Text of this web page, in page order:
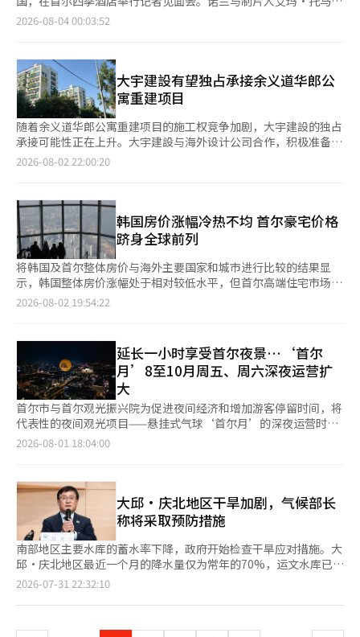
年100万的访客量全部回收，如今已成为比尔巴鄂市民的自豪和西
班牙的骄傲，超越了国界，成为世界级的建筑文化遗产。人们因此
利亚大伞西班牙塞维利亚（Sevilla）市中心的恩卡尔纳西翁广场
上，世界最大规模的木结构建筑——大伞（Metropol Parasol）是
第二个案例。 该建筑的选址下埋藏着安达卢西亚旧都的文化遗
产，而其上方则是塞维利亚老城区的传统市场。为了在这里同时打
造广场、餐厅、表演场地和俯瞰塞维利亚老城区的空中观景台，面
临着巨大的挑战。 通过国际征集，尤尔根·迈耶（Jürgen
Mayer）的创新设计方案被选中。在制作初期，克服了技术问题、
预算超支和长达6年的制作周期等诸多难题，最终于2011年4月开
烈鸟出生地般的建筑文化光辉，令游客惊叹不已。 -诺德尔声音风
景纽约新地标、耗资约2亿美元的16层高的蜂巢状楼梯“船
体”（Vessel TKA）设计师托马斯·海德维克（Thomas
Heatherwick）在首尔的汉江诺德尔岛上打造了名为“声音风
景”的空中花园。 该岛的现有风景将在空中花园的底部得以保
留，同时流动的汉江水流也将被映射，创造出一个可以欣赏到季节
和时间变化的自然风景的幻想世界。 登上空中花园，游客可以在
园中，世界各地的人们将再次与韩国的感性文化共舞、共唱。这种
文化价值将如何被量化，将成为首尔的新象征，吸引更多游客前
来。※ 本报道经人工智能（AI）系统翻译与编辑。
机器人吸尘器为主的业务外，德瑞米还在向生活家电领域拓展，努
力转型为智能家居品牌。未来，公司还计划加强本地化营销，包括
了主导地位。根据市场研究机构Euromonitor International的数
据，德瑞米在去年销售量上位居全球机器人吸尘器市场第一。在德
国和北欧等18个国家，其市场份额超过40%，与罗博乐克展开全
球竞争。基于在海外获得的品牌影响力，德瑞米计划在国内市场上
全面进攻综合家电市场。国内机器人吸尘器市场的领导者罗博乐克
也在加速扩展其国内业务。罗博乐克最近推出了真空拖地机和洗烘
一体机“ZEOX”，进一步扩大了生活家电产品线。在国内洗烘一
体机市场，主流产品价格在400万韩元左右，而罗博乐克推出的
机器人吸尘器市场上已经建立了稳固的地位。自2022年以来，罗
博乐克连续四年在销售额上保持市场份额第一，去年其市场份额估
计超过50%。今年初，罗博乐克还针对国内主要机器人吸尘器的直
配水站型号推出了上门售后服务，进一步增强了服务竞争力，扩大
了在国内市场的攻势。公司在15个官方售后服务中心提供机器人吸
尘器本体和底座的专业清洁服务，并在全国315家乐天哈伊马特门
店支持维修申请。这表明中国企业正在利用通过机器人吸尘器建立
的品牌信任度，积极扩展到其他生活家电领域。过去主要以低价产
服务的重视，洗衣机和空气净化器等产品是否能继续取得成功仍然
存在不确定性。一位业内人士表示：“在机器人吸尘器领域，中国
企业的技术和价格竞争力得到了认可，但在洗衣电器等领域，品牌
信任和服务更为重要。未来，产品竞争力以及售后服务和分销网络
的建立将是市场立足的关键。”
斯、主演马特·达蒙、查理兹·塞隆共同出席，分享影片创作幕
品尝了韩国颇具人气的盐面包。“首尔是一座很酷的城市，也遇到
了很多影迷。”诺兰表示，《星际穿越》在韩国不断重映并深受观
众喜爱，这让他一直希望能够带着作品来到韩国。“自己的电影能
够在一个自己从未到访过的国家受到观众喜爱，是一件非常神奇的
事情。” 《奥德赛》是全球首部全片使用IMAX胶片摄影机拍摄的
电影。谈及影片为何坚持采用IMAX摄影机拍摄，诺兰表示，这不
仅是技术上的选择，更是为了让观众获得最佳的大银幕体验。他认
为，电影院提供的不只是个人体验，更是一种集体体验，观众坐在
的。“拍摄《奥德赛》时，我们希望邀请观众一起登上这艘船，共
同完成这段旅程。” 作为《奥德赛》的制片人兼诺兰的妻子，艾
玛·托马斯认为，电影是一种能够跨越文化与国界的共同语言，能
够将来自不同国家、不同文化的人联系在一起，让彼此产生共鸣。
她表示，自己是一位生活在美国的英国人，因此更能体会电影跨越
文化的力量。“无论是3000年前的人们，还是今天的观众，人类
对于交流、共鸣和情感连接的渴望始终没有改变，而电影院正是这
种集体体验得以发生的地方。” 谈及与诺兰长达30年的合作，托
会重复自己，而是不断将上一部作品积累的经验运用到下一部电影
中，持续挑战新的拍摄方式。《奥德赛》也是两人迄今规模最大、
投入最高的一部作品。 时隔10年再次来到韩国的马特·达蒙表
示，这次能够携《奥德赛》与韩国观众见面感到十分开心。谈及接
演影片，他透露，当接到诺兰导演电话时，便意识到这是自己职业
生涯最重要的机会之一。达蒙表示，整个剧组都怀着共同的目标投
入创作，每个人都希望拍出一部伟大的电影，希望观众能够通过大
银幕获得更加丰富、更具沉浸感的观影体验。虽然拍摄过程十分艰
塞隆谈及拍摄经历时表示，真正进入《奥德赛》剧组后，最令她意
外的是拍摄现场的氛围。虽然这是一部规模庞大的制作，但剧组始
终保持着独立电影般温暖、亲密的创作氛围。导演给予演员充分的
信任，她也从中学到了许多关于摄影机和电影创作的知识，这是一
段非常特别的经历。 对于角色塑造，塞隆表示，自己只需要完全
相信剧本，并跟随导演的创作思路即可。她认为，角色是真实、有
温度的人，而不是神话中的符号，这对于演员而言极具吸引力。谈
人荷马创作的同名史诗，讲述特洛伊战争结束后，英雄奥德修斯历
2026-08-04 00:03:52
大宇建設有望独占承接余义道华郎公
寓重建项目
随着余义道华郎公寓重建项目的施工权竞争加剧，大宇建設的独占
承接可能性正在上升。大宇建設与海外设计公司合作，积极准备投
标，并且投标条件中要求高端品牌和完工业绩，使得大宇建設成为
传指南遵守承诺书的建筑公司才能参加现场说明会。根据7月31日
下午1时的预先文件提交截止结果，大宇建設和嘉怡S&D两家公司
提交了文件，获得了参加现场说明会的资格。 协会仅向提交了投
标参与意向书和宣传指南遵守承诺书的建筑公司授予现场说明会的
参与资格。之后，协会将在10月召开总会，计划于11月中旬选定
施工公司。 然而，实际形成竞争格局的可能性并不大。大宇建設
早已将华郎公寓视为战略业务地，投入了大量精力进行投标准备，
而投标指南中规定的高端品牌拥有和完工业绩等条件，符合的建筑
公司参与的负担因素。 华郎公寓重建协会相关人士表示：“我们
计划于11月召开施工公司选定总会，目前来看，单独投标的可能性
较高。” 大宇建設在投标公告之前就已完成了替代设计的准备。
公司已完成合作伙伴的组建并签署了合同，并与荷兰全球建筑设计
公司UNStudio合作，以实现差异化设计。UNStudio曾设计德国梅
赛德斯-奔驰博物馆和中国杭州莱佛士城等项目，在国内参与了汉
南4区重建、银马公寓重建和开浦优胜4次重建等项目。 大宇建設
对华郎公寓的重视，源于其将余义道发展为核心战略业务地的构
界”，提前投资了余义道的居住价值。随后在2023年获得了余义
道公作公寓重建项目的施工权，并持续关注余义道的主要整治项
目，加快在汉江边建立“顶峰”品牌带的步伐。 华郎公寓位于首
尔永登浦区余义道40-4，规模为3栋、160户。通过重建，计划改
建为地下3层、地上49层、1栋、总共285户的规模。尽管在余义道
重建项目中规模较小，但其象征意义被广泛认可。 华郎公寓与一
般重建项目不同，适用《空置房屋及小规模住宅整治特别法》。因
此，与适用《城市及住宅环境整治法》的普通重建项目相比，可以
推进项目。 业界普遍认为，大型建筑公司将小规模重建项目选为
2026-08-02 22:00:20
韩国房价涨幅冷热不均 首尔豪宅价格
跻身全球前列
将韩国及首尔整体房价与海外主要国家和城市进行比较的结果显
示，韩国整体房价涨幅处于相对较低水平，但首尔高端住宅市场价
格涨势却位居全球前列，凸显韩国房地产市场两极分化趋势日益加
国家和城市中处于较低水平。同期，美国房价上涨2.8倍、加拿大
上涨3.1倍、挪威上涨3.4倍，德国柏林和挪威奥斯陆分别上涨3.9倍
和4.1倍。 经济合作与发展组织（OECD）实际房价指数（RHPI）
同样显示，剔除通胀因素后，2000年至2024年，韩国实际房价累
计上涨约1.2倍，低于OECD平均水平（1.6倍），在24个调查国家
中仅高于芬兰。相比之下，加拿大实际房价上涨2.9倍，澳大利
亚、美国和英国涨幅均介于1.8倍至2.6倍之间。 不过，高端住宅市
场呈现出截然不同的走势。英国房地产咨询机构莱坊（Knight
示，2023年第三季度，首尔价格排名前5%的高端住宅同比上涨
25.2%，在全球46个主要城市中仅次于东京（55.9%），位居第
二，约为全球平均涨幅（2.5%）的10倍。过去五年间，首尔高端
住宅价格累计上涨80.9%，排名全球第四，仅次于迪拜
（224.3%）、东京（115%）和马尼拉（81%）。 分析认为，整
体房价与高端住宅价格走势出现明显分化，主要源于统计口径不
同。OECD和BIS采用全国或首尔整体房价平均值，容易受到非首
都圈市场低迷的影响；而PGCI仅统计各城市价格排名前5%的高端
住宅，更能反映首尔江南三区、汉江沿线等核心区域的市场走势。
《全国住宅价格动向调查》，采用样本房屋价格评估方式，而非实
2026-08-02 19:54:22
延长一小时享受首尔夜景…‘首尔
月’8至10月周五、周六深夜运营扩
大
首尔市与首尔观光振兴院为促进夜间经济和增加游客停留时间，将
代表性的夜间观光项目——悬挂式气球‘首尔月’的深夜运营时间
进行扩大。 因此，从8月到10月的每周五和周六，‘首尔月’的运
的扩大是为了提高游客在晚间的便利性，特别是在炎热天气逐渐减
弱的晚间时段。乘客们可以在130米的高空中，悠闲地欣赏汉江、
汝矣岛、诺德岛、南山等首尔主要景点的夜景。 首尔市期待此次
调整能够满足日益增长的晚间乘坐需求，并与附近汉江公园的文化
活动相结合，进一步促进汝矣岛地区的夜间观光发展。 自2024年8
月开业以来，‘首尔月’在今年5月累计乘客已突破10万人次，成
为首尔的核心夜间观光景点。截至15日，累计乘客达到108474
人，其中外国乘客为40726人。特别是外国乘客的比例从去年的
40.2%上升至今年上半年的43.6%。首尔市与观光振兴院预计，通
2026-08-01 18:04:00
大邱·庆北地区干旱加剧，气候部长
称将采取预防措施
南部地区主要水库的蓄水率下降，政府开始检查干旱应对措施。大
邱·庆北地区最近一个月的降水量仅为常年的70%，运文水库已进
入干旱“严重”阶段，因此相关机构和地方政府启动了联合应对机
召开了“南部地区干旱应对相关机构紧急对策会议”，会议由气候
2026-07-31 22:32:10
页